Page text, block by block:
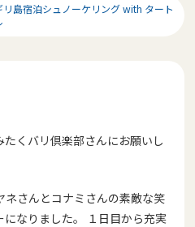
リ島宿泊シュノーケリング with タート
くバリ倶楽部さんにお願いし
さんとコナミさんの素敵な笑
なりました。 １日目から充実